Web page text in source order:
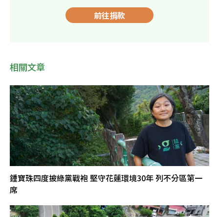
前往捐款
相關文章
鍾寶珠四度披綠黨戰袍 堅守花蓮環境30年 列不分區第一
席